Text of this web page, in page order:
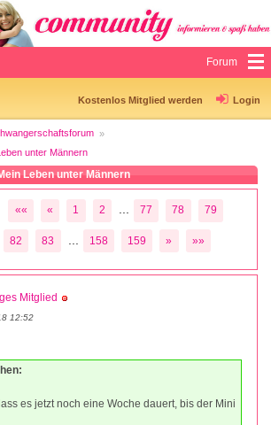
Forum
Kostenlos Mitglied werden Login
unter Männern
Leben unter Männern
«« « 1 2 77 78 79
82 83 158 159 » »»
Mitglied
12:52
es jetzt noch eine Woche dauert, bis der Mini